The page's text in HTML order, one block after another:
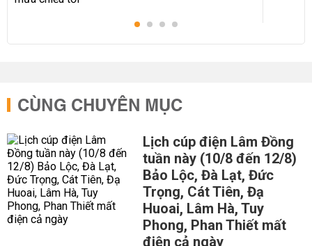
CÙNG CHUYÊN MỤC
Lịch cúp điện Lâm Đồng
tuần này (10/8 đến 12/8)
Bảo Lộc, Đà Lạt, Đức
Trọng, Cát Tiên, Đạ
Huoai, Lâm Hà, Tuy
Phong, Phan Thiết mất
điện cả ngày